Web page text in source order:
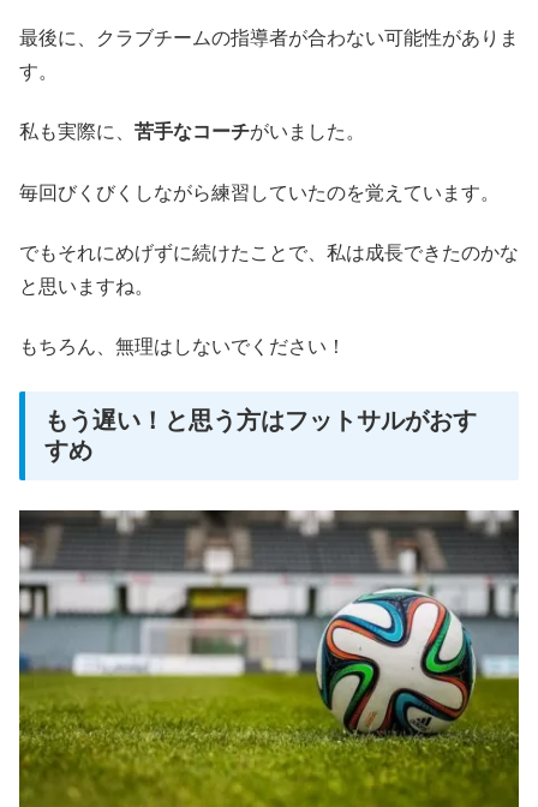
最後に、クラブチームの指導者が合わない可能性がありま
す。
私も実際に、 苦手なコーチがいました。
毎回びくびくしながら練習していたのを覚えています。
でもそれにめげずに続けたことで、私は成長できたのかな
と思いますね。
もちろん、無理はしないでください！
もう遅い！と思う方はフットサルがおす
すめ